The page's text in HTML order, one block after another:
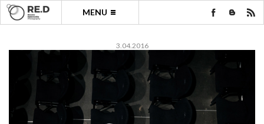
MENU
3.04.2016